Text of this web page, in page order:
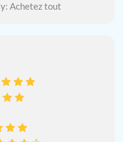
Achetez tout